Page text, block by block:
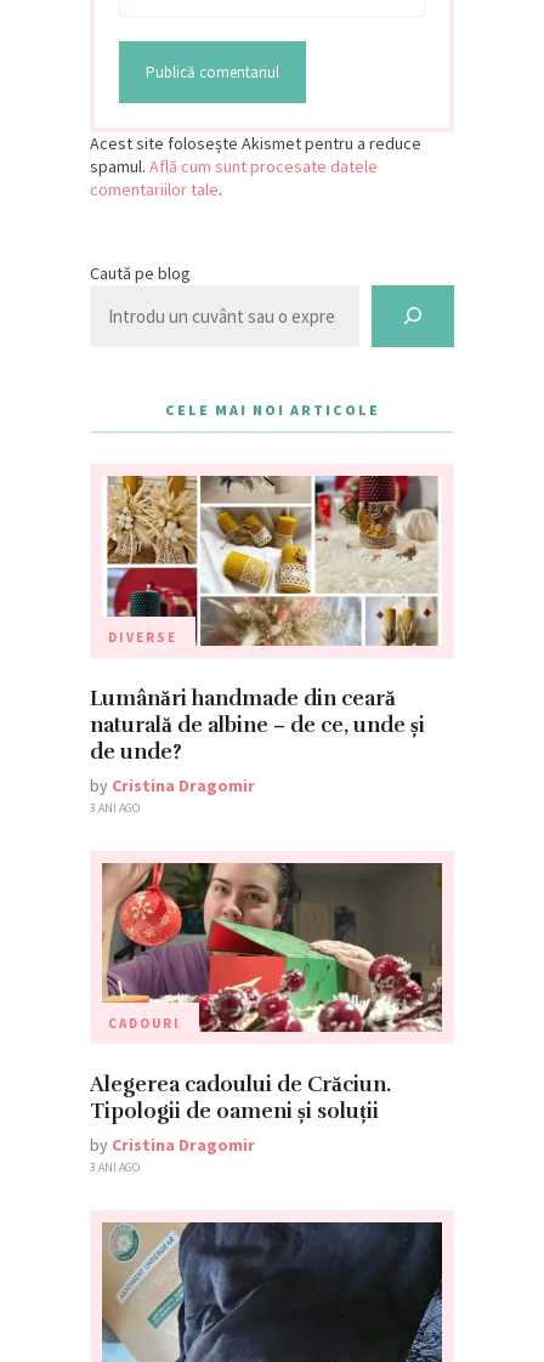
Acest site folosește Akismet pentru a reduce
spamul. Află cum sunt procesate datele
comentariilor tale.
Caută pe blog
CELE MAI NOI ARTICOLE
DIVERSE
Lumânări handmade din ceară
naturală de albine – de ce, unde și
de unde?
by Cristina Dragomir
3 ANI AGO
CADOURI
Alegerea cadoului de Crăciun.
Tipologii de oameni și soluții
by Cristina Dragomir
3 ANI AGO